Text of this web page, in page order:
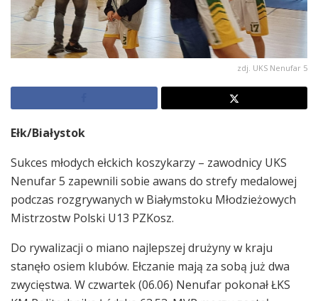
zdj. UKS Nenufar 5
Ełk/Białystok
Sukces młodych ełckich koszykarzy – zawodnicy UKS
Nenufar 5 zapewnili sobie awans do strefy medalowej
podczas rozgrywanych w Białymstoku Młodzieżowych
Mistrzostw Polski U13 PZKosz.
Do rywalizacji o miano najlepszej drużyny w kraju
stanęło osiem klubów. Ełczanie mają za sobą już dwa
zwycięstwa. W czwartek (06.06) Nenufar pokonał ŁKS